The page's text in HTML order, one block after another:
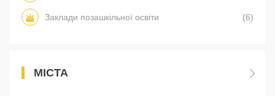
Заклади позашкільної освіти (6)
МІСТА